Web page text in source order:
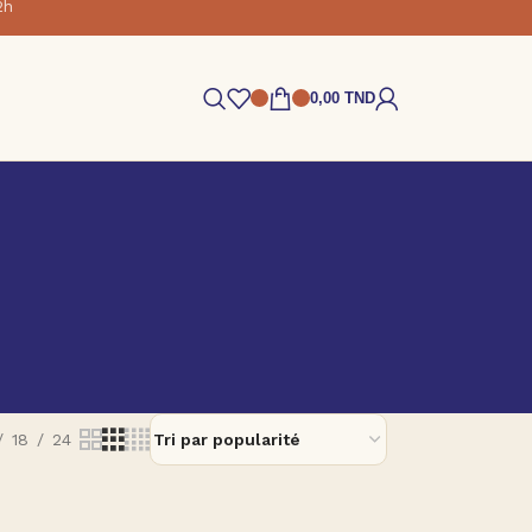
0,00 TND
18 24